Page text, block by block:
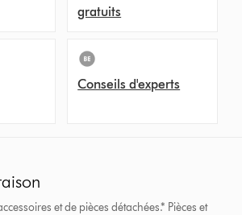
gratuits
Conseils d'experts
et de pièces détachées.* Pièces et